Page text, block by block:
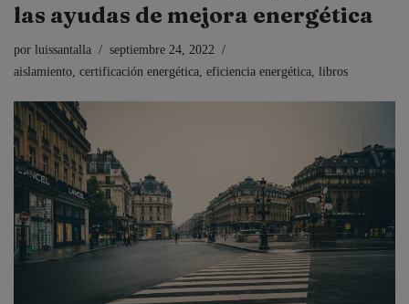
las ayudas de mejora energética
por luissantalla
septiembre 24, 2022
aislamiento certificación energética eficiencia energética libros